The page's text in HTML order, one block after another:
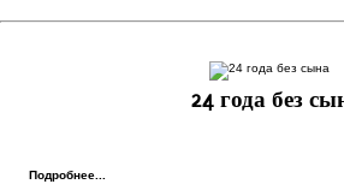
24 года без
Подробнее...